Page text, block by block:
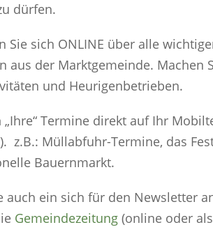
dürfen.
Sie sich ONLINE über alle
aus der Marktgemeinde. Machen
und Heurigenbetrieben.
„Ihre“ Termine direkt auf Ihr
z.B.: Müllabfuhr-Termine, das
Bauernmarkt.
auch ein sich für den Newsletter
Gemeindezeitung (online oder